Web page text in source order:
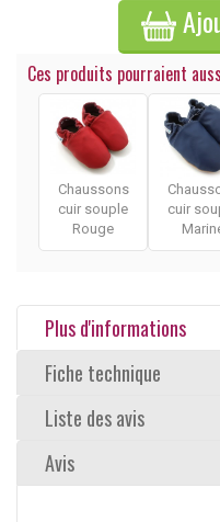
Ces produits pourraient
Chaussons
cuir souple
Rouge
cuir
Plus d'informations
Fiche technique
Liste des avis
Avis